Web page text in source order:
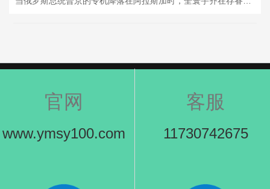
官网
www.ymsy100.com
客服
11730742675